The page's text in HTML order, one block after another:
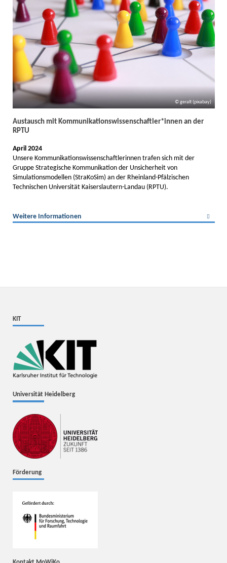
geralt (pixabay)
Austausch mit Kommunikationswissenschaftler*innen an der
RPTU
April 2024
Unsere Kommunikationswissenschaftlerinnen trafen sich mit der
Gruppe Strategische Kommunikation der Unsicherheit von
Simulationsmodellen (StraKoSim) an der Rheinland-Pfälzischen
Technischen Universität Kaiserslautern-Landau (RPTU).
Weitere Informationen
KIT
Universität Heidelberg
Förderung